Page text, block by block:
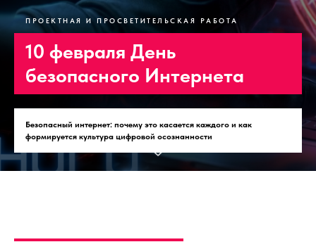
ПРОЕКТНАЯ И ПРОСВЕТИТЕЛЬСКАЯ РАБОТА
10 февраля День
безопасного Интернета
Безопасный интернет: почему это касается каждого и как
формируется культура цифровой осознанности